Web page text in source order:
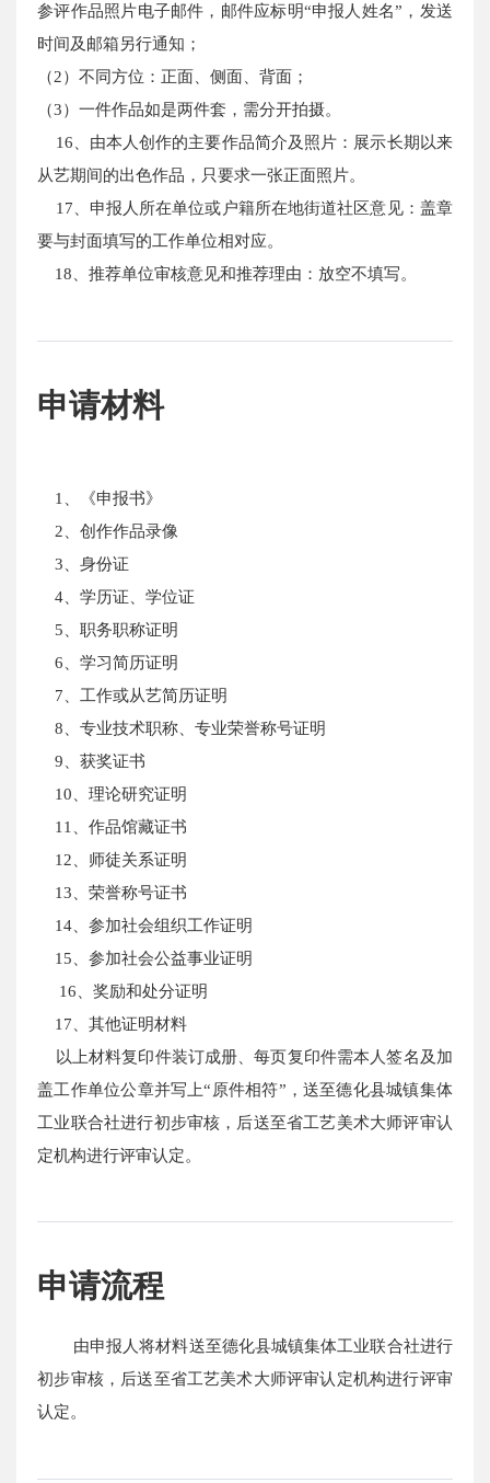
参评作品照片电子邮件，邮件应标明“申报人姓名”，发送
时间及邮箱另行通知；
（2）不同方位：正面、侧面、背面；
（3）一件作品如是两件套，需分开拍摄。
16、由本人创作的主要作品简介及照片：展示长期以来
从艺期间的出色作品，只要求一张正面照片。
17、申报人所在单位或户籍所在地街道社区意见：盖章
要与封面填写的工作单位相对应。
18、推荐单位审核意见和推荐理由：放空不填写。
申请材料
1、《申报书》
2、创作作品录像
3、身份证
4、学历证、学位证
5、职务职称证明
6、学习简历证明
7、工作或从艺简历证明
8、专业技术职称、专业荣誉称号证明
9、获奖证书
10、理论研究证明
11、作品馆藏证书
12、师徒关系证明
13、荣誉称号证书
14、参加社会组织工作证明
15、参加社会公益事业证明
16、奖励和处分证明
17、其他证明材料
以上材料复印件装订成册、每页复印件需本人签名及加
盖工作单位公章并写上“原件相符”，送至德化县城镇集体
工业联合社进行初步审核，后送至省工艺美术大师评审认
定机构进行评审认定。
申请流程
由申报人将材料送至德化县城镇集体工业联合社进行
初步审核，后送至省工艺美术大师评审认定机构进行评审
认定。